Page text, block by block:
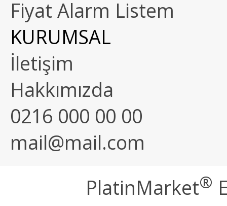
Fiyat Alarm Listem
KURUMSAL
İletişim
Hakkımızda
0216 000 00 00
mail@mail.com
PlatinMarket®